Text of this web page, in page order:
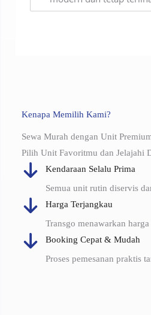
Kenapa Memilih Kami?
Sewa Murah dengan Unit
Pilih Unit Favoritmu dan Jelajahi
Kendaraan Selalu Prima
Semua unit rutin diservis
Harga Terjangkau
Transgo menawarkan
Booking Cepat & Mudah
Proses pemesanan praktis